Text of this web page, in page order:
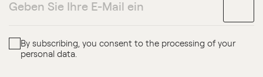
By subscribing, you consent to the processing of your
personal data.